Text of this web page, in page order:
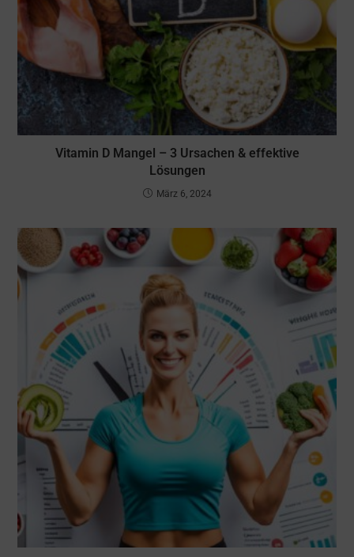
Vitamin D Mangel – 3 Ursachen & effektive
Lösungen
März 6, 2024